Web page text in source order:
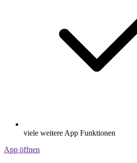
viele weitere App Funktionen
App öffnen